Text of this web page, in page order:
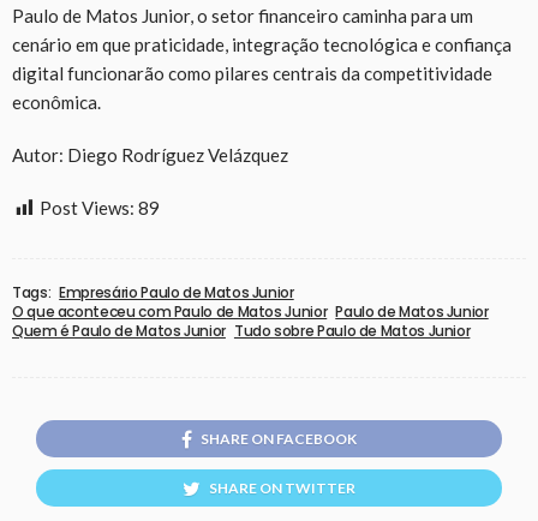
Paulo de Matos Junior, o setor financeiro caminha para um
cenário em que praticidade, integração tecnológica e confiança
digital funcionarão como pilares centrais da competitividade
econômica.
Autor: Diego Rodríguez Velázquez
Post Views: 89
Tags: Empresário Paulo de Matos Junior
O que aconteceu com Paulo de Matos Junior Paulo de Matos Junior
Quem é Paulo de Matos Junior Tudo sobre Paulo de Matos Junior
SHARE ON FACEBOOK
SHARE ON TWITTER